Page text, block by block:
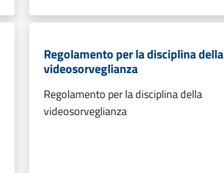
Regolamento per la disciplina della
videosorveglianza
Regolamento per la disciplina della
videosorveglianza